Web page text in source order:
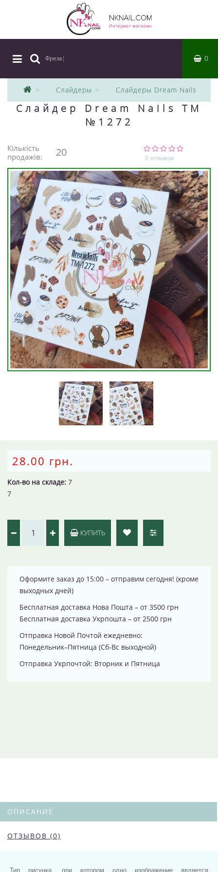
Фреза| 0
Слайдеры Слайдеры Dream Nails
Слайдер Dream Nails TM
№1272
Кількість
продажів:
20 0 отзывов
28.00 грн.
Кол-во на складе: 7
7
КУПИТЬ
Оформите заказ до 15:00 – отправим сегодня! (кроме
выходных дней)
Бесплатная доставка Нова Пошта – от 3500 грн
Бесплатная доставка Укрпошта – от 2500 грн
Отправка Новой Почтой ежедневно:
Понедельник–Пятница (Сб-Вс выходной)
Отправка Укрпочтой: Вторник и Пятница
ОПИСАНИЕ
ОТЗЫВОВ (0)
Тип рисунка, при котором одно изображение является